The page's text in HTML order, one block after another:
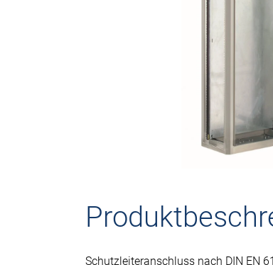
Schutzleiteranschluss nach DIN EN